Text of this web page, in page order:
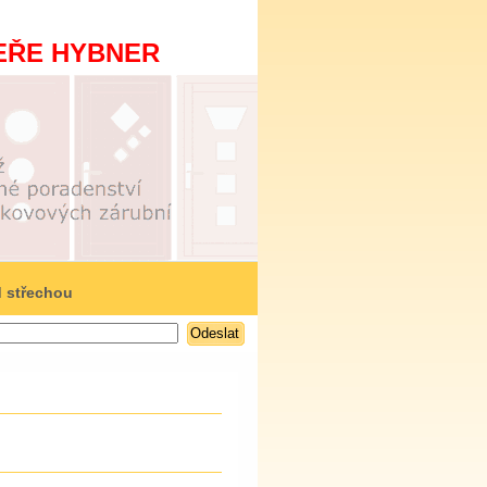
HYBNER
střechou